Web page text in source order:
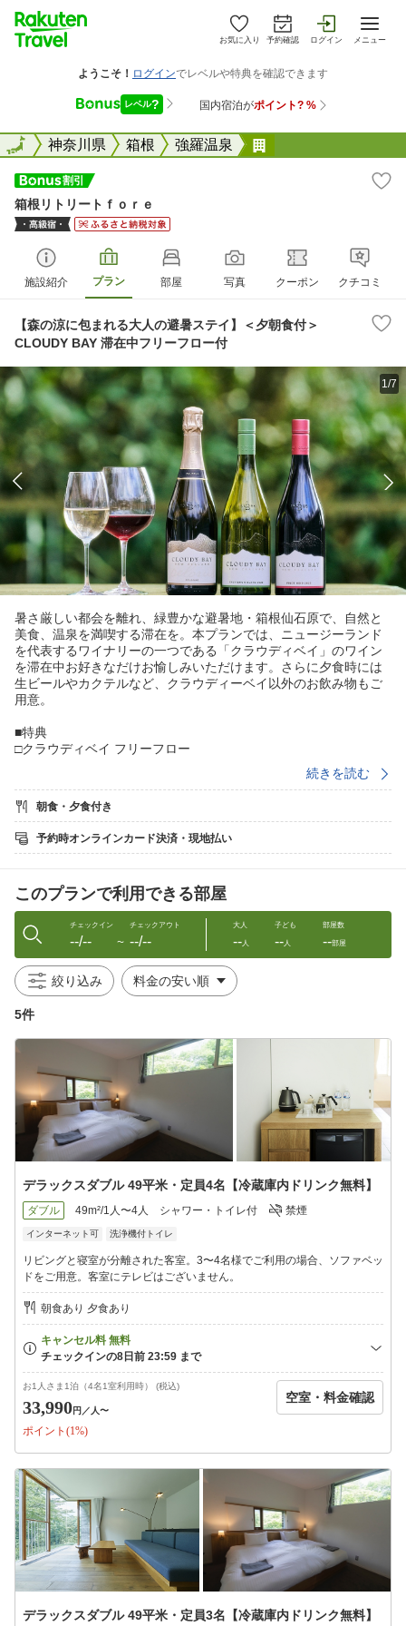
お気に入り 予約確認 ログイン メニュー
全国神奈川県 箱根 強羅温泉
全国
箱根リトリートｆｏｒｅ
施設紹介 プラン 部屋 写真 クーポン クチコミ
【森の涼に包まれる大人の避暑ステイ】＜夕朝食付＞
CLOUDY BAY 滞在中フリーフロー付
1/7
暑さ厳しい都会を離れ、緑豊かな避暑地・箱根仙石原で、自然と
美食、温泉を満喫する滞在を。本プランでは、ニュージーランド
を代表するワイナリーの一つである「クラウディベイ」のワイン
を滞在中お好きなだけお愉しみいただけます。さらに夕食時には
生ビールやカクテルなど、クラウディーベイ以外のお飲み物もご
用意。
■特典
□クラウディベイ フリーフロー
柑橘とハーブの香り、爽やかな酸と果実味が広がるクラウディベ
イの代表である白ワイン「ソーヴィニヨンブラン」
赤い果実の香りと繊細な酸、なめらかな口当たりの上品な赤ワイ
ン「ピノ・ノワール」
きめ細かな泡と柑橘の爽やかさ、軽やかで洗練された味わいのス
【提供方法】館内施設「Free bird ＆ terrace」「cafe ＆ lounge」
にてご用意しております。時間帯により提供場所が異なります。
15:00〜17:00 - Free bird ＆ terrace / 17:00〜22:00 -
cafe ＆ lounge
【ご注意事項】
連泊の場合、2泊目以降は15:00〜22:00の間フリーフローをご利
用いただけます。22:00〜15:00の間はご利用いただけません。
お飲み物を客室へお届けすることはいたしかねます。ご利用の
□夕食時フリーフロー（スタンダードコース）
【メニュー例】生ビール、カクテル、ワイン（スパークリン
グ、赤、白）、ソフトドリンク
■お食事
【会場】WOODSIDE dining
【内容】
ライブキッチンで仕上げる薪焼き料理
前菜からデザートまでお楽しみいただく、魚料理と肉料理を含む
コース
【営業時間】17:30- / 19:45-（LO 22:00）2部制
□ご朝食
【営業時間】7:30 - 10:00（LO 9:30）
※大人（中学生以上）の方は、箱根町入湯税を1泊あたり150円を
頂戴いたします。
続きを読む
朝食・夕食付き
予約時オンラインカード決済・現地払い
このプランで利用できる部屋
チェックイン
--/-- 〜
チェックアウト
--/--
大人
--人
子ども
--人
部屋数
--部屋
絞り込み
5件
デラックスダブル 49平米・定員4名【冷蔵庫内ドリンク無料】
ダブル 49m²/1人〜4人 シャワー・トイレ付 禁煙
インターネット可 洗浄機付トイレ
リビングと寝室が分離された客室。3〜4名様でご利用の場合、ソファベッ
ドをご用意。客室にテレビはございません。
朝食あり 夕食あり
お1人さま1泊（4名1室利用時） (税込)
33,990円 ／人〜
ポイント(1%)
空室・料金確認
デラックスダブル 49平米・定員3名【冷蔵庫内ドリンク無料】